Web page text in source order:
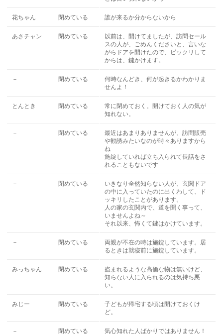
花ちゃん 閉めている 誰が来るか分からないから
あさチャン 閉めている
以前は、開けてましたが、訪問セール
スの人が、ごめんくださいと、言いな
がらドアを開けたので、ビックリして
からは、鍵かけます。
－ 閉めている
何時なんどき、何が起きるかわかりま
せんよ！
とんとき 閉めている
常に閉めておく。開けておく人の気が
知れない。
－ 閉めている
最近はあまりありませんが、訪問販売
や勧誘みたいなのが時々ありますから
ね
施錠していれば立ち入られて長話をさ
れることもないです
－ 閉めている
いきなり全然知らない人が、玄関ドア
の中に入っていたのに出くわして、ド
ッキリしたことがあります。
人の家の玄関内で、道を聞く事って、
いませんよね～
それ以来、怖くて鍵はかけています。
－ 閉めている
両親が不在の時は施錠しています。居
るときは就寝前に施錠しています。
みっちゃん 閉めている
盗まれるような高価な物は無いけど、
知らない人に入られるのは気持ち悪
い。
みじー 閉めている
子どもが帰宅する頃は開けておくけ
ど。
－ 閉めている
気心知れた人ばかりではありません！